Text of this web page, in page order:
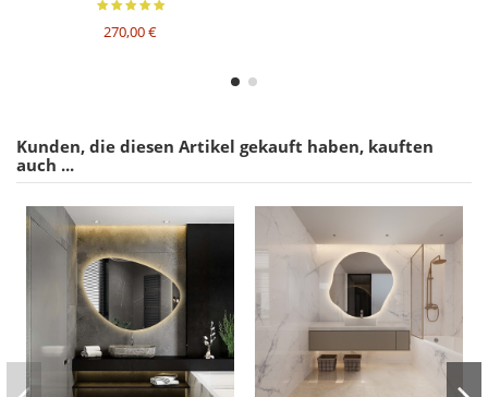
270,00 €
Kunden, die diesen Artikel gekauft haben, kauften
auch ...